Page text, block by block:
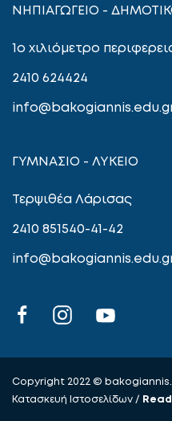
ΝΗΠΙΑΓΩΓΕΙΟ -
1ο χιλιόμετρο
2410 624424
ΓΥΜΝΑΣΙΟ - ΛΥΚΕΙΟ
Τερψιθέα Λάρισας
2410 851540-41-42
Copyright 2022 ©
Κατασκευή Ιστοσελίδων /